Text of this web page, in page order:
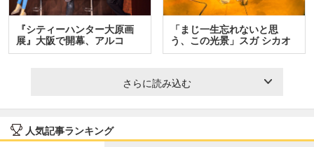
『シティーハンター大原画
展』大阪で開幕、アルコ
＆…
「まじ一生忘れないと思
う、この光景」スガ シカオ
と…
さらに読み込む
人気記事ランキング